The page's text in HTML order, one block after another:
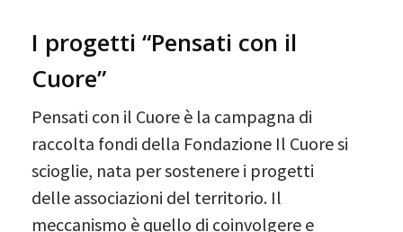
I progetti “Pensati con il
Cuore”
Pensati con il Cuore è la campagna di
raccolta fondi della Fondazione Il Cuore si
scioglie, nata per sostenere i progetti
delle associazioni del territorio. Il
meccanismo è quello di coinvolgere e